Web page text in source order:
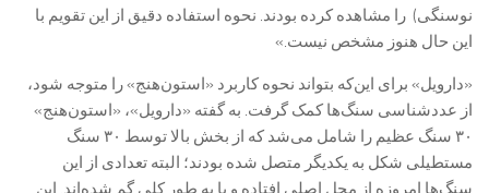
نوسنگی) را مشاهده کرده بودند. نحوه استفاده دقیق از این تقویم با
این حال هنوز مشخص نیست.»
«دارویل» برای این‌که بتواند نحوه کاربرد «استون‌هنج» را متوجه شود،
از عددشناسی سنگ‌ها کمک گرفت. به گفته «دارویل»، «استون‌هنج»
۳۰ سنگ عظیم را شامل می‌شد که از بخش بالا توسط ۳۰ سنگ
مستطیلی شکل به یکدیگر متصل شده بودند؛ البته تعدادی از این
سنگ‌ها امروزه از محل اصلی افتاده‌ و یا به طور کلی گم شده‌اند. این